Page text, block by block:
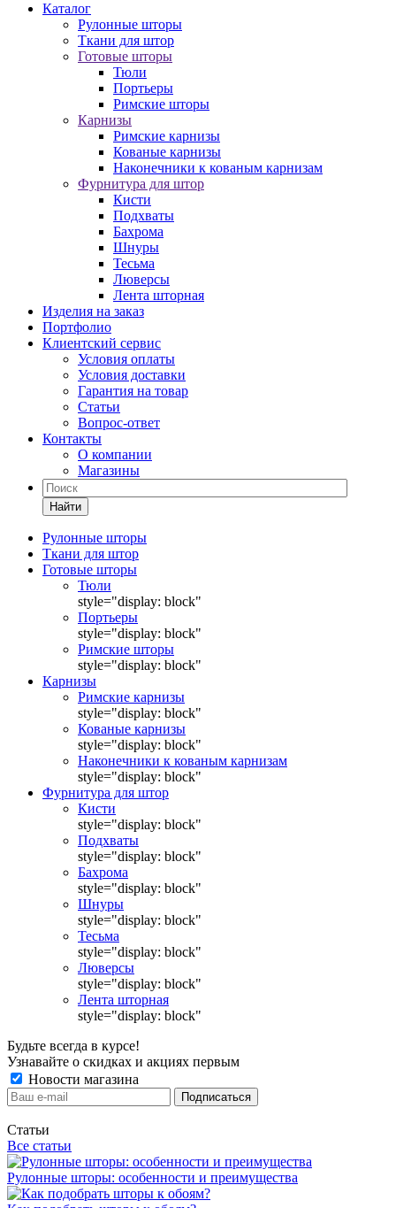
Каталог
Рулонные шторы
Ткани для штор
Готовые шторы
Тюли
Портьеры
Римские шторы
Карнизы
Римские карнизы
Кованые карнизы
Наконечники к кованым карнизам
Фурнитура для штор
Кисти
Подхваты
Бахрома
Шнуры
Тесьма
Люверсы
Лента шторная
Изделия на заказ
Портфолио
Клиентский сервис
Условия оплаты
Условия доставки
Гарантия на товар
Статьи
Вопрос-ответ
Контакты
О компании
Магазины
Найти
Рулонные шторы
Ткани для штор
Готовые шторы
Тюли
style="display: block"
Портьеры
style="display: block"
Римские шторы
style="display: block"
Карнизы
Римские карнизы
style="display: block"
Кованые карнизы
style="display: block"
Наконечники к кованым карнизам
style="display: block"
Фурнитура для штор
Кисти
style="display: block"
Подхваты
style="display: block"
Бахрома
style="display: block"
Шнуры
style="display: block"
Тесьма
style="display: block"
Люверсы
style="display: block"
Лента шторная
style="display: block"
Будьте всегда в курсе!
Узнавайте о скидках и акциях первым
Новости магазина
Статьи
Все статьи
Рулонные шторы: особенности и преимущества